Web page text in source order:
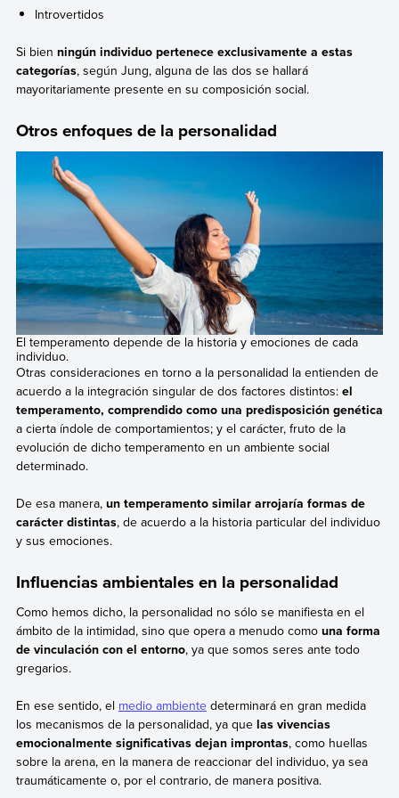
Introvertidos
Si bien ningún individuo pertenece exclusivamente a estas
categorías, según Jung, alguna de las dos se hallará
mayoritariamente presente en su composición social.
Otros enfoques de la personalidad
El temperamento depende de la historia y emociones de cada
individuo.
Otras consideraciones en torno a la personalidad la entienden de
acuerdo a la integración singular de dos factores distintos: el
temperamento, comprendido como una predisposición genética
a cierta índole de comportamientos; y el carácter, fruto de la
evolución de dicho temperamento en un ambiente social
determinado.
De esa manera, un temperamento similar arrojaría formas de
carácter distintas, de acuerdo a la historia particular del individuo
y sus emociones.
Influencias ambientales en la personalidad
Como hemos dicho, la personalidad no sólo se manifiesta en el
ámbito de la intimidad, sino que opera a menudo como una forma
de vinculación con el entorno, ya que somos seres ante todo
gregarios.
En ese sentido, el medio ambientedeterminará en gran medida
los mecanismos de la personalidad, ya que las vivencias
emocionalmente significativas dejan improntas, como huellas
sobre la arena, en la manera de reaccionar del individuo, ya sea
traumáticamente o, por el contrario, de manera positiva.